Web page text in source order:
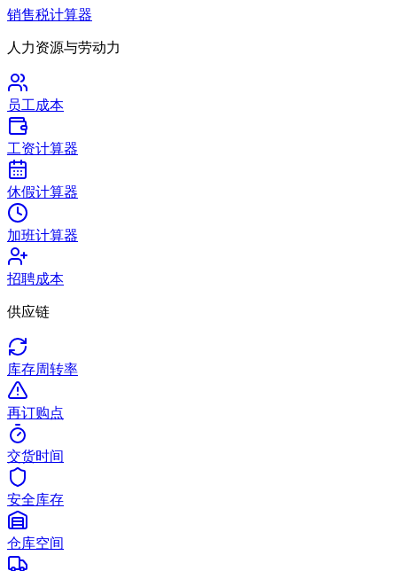
销售税计算器
人力资源与劳动力
员工成本
工资计算器
休假计算器
加班计算器
招聘成本
供应链
库存周转率
再订购点
交货时间
安全库存
仓库空间